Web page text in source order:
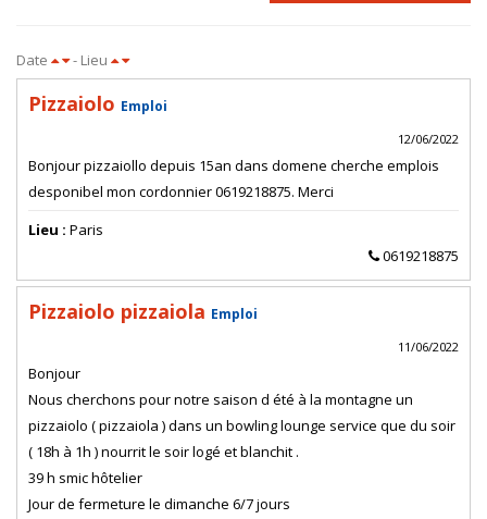
Date - Lieu
Pizzaiolo Emploi
12/06/2022
Bonjour pizzaiollo depuis 15an dans domene cherche emplois
desponibel mon cordonnier 0619218875. Merci
Lieu : Paris
0619218875
Pizzaiolo pizzaiola Emploi
11/06/2022
Bonjour
Nous cherchons pour notre saison d été à la montagne un
pizzaiolo ( pizzaiola ) dans un bowling lounge service que du soir
( 18h à 1h ) nourrit le soir logé et blanchit .
39 h smic hôtelier
Jour de fermeture le dimanche 6/7 jours